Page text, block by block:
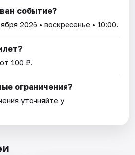
событие?
2026 • воскресенье • 10:00.
100 ₽.
ограничения?
уточняйте у